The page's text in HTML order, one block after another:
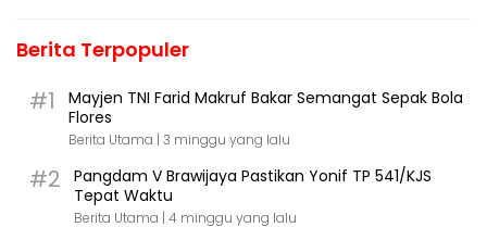
Berita Terpopuler
#1
Mayjen TNI Farid Makruf Bakar Semangat Sepak Bola
Flores
Berita Utama | 3 minggu yang lalu
#2
Pangdam V Brawijaya Pastikan Yonif TP 541/KJS
Tepat Waktu
Berita Utama | 4 minggu yang lalu